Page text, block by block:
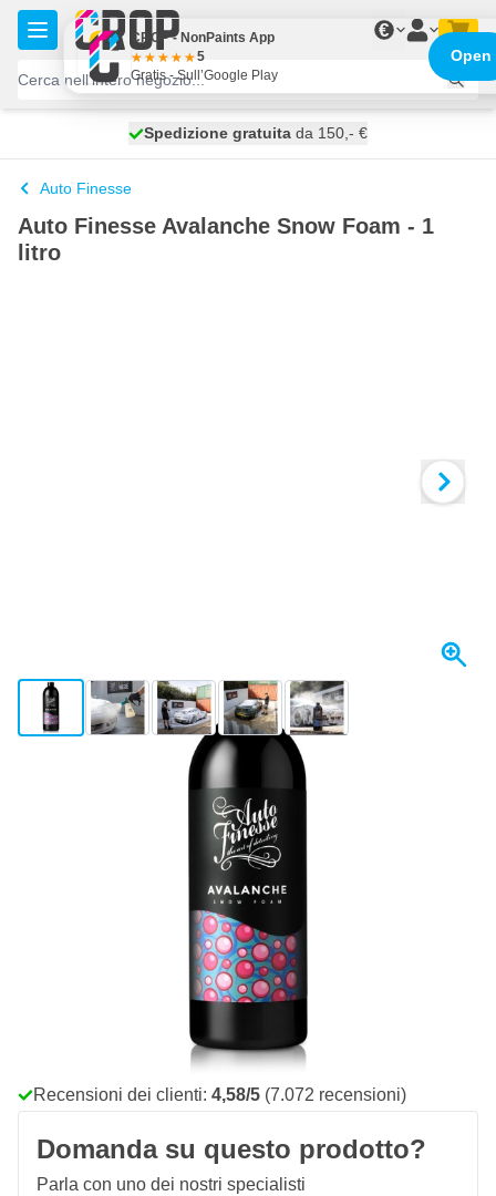
Salta al contenuto
€
spedito oggi
Spedizione gratuita da 150,- €
100 giorni
Auto Finesse
Auto Finesse Avalanche Snow Foam - 1
litro
View larger imageView larger imageView larger imageView larger imageView larger image
+2
Auto Finesse Avalanche Snow Foam - 1 litro
Tienimi aggiornato
Spedizione gratuita
per resi & cambi
Recensioni dei clienti: 4,58/5 (7.072 recensioni)
Domanda su questo prodotto?
Parla con uno dei nostri specialisti
CROP - NonPaints App
5
Gratis - Sull’Google Play
Open